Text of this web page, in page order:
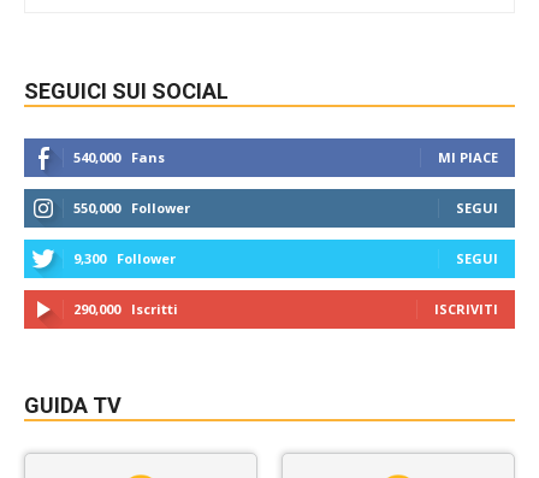
SEGUICI SUI SOCIAL
540,000 Fans MI PIACE
550,000 Follower SEGUI
9,300 Follower SEGUI
290,000 Iscritti ISCRIVITI
GUIDA TV